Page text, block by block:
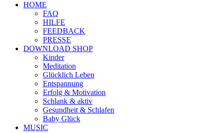
HOME
FAQ
HILFE
FEEDBACK
PRESSE
DOWNLOAD SHOP
Kinder
Meditation
Glücklich Leben
Entspannung
Erfolg & Motivation
Schlank & aktiv
Gesundheit & Schlafen
Baby Glück
MUSIC